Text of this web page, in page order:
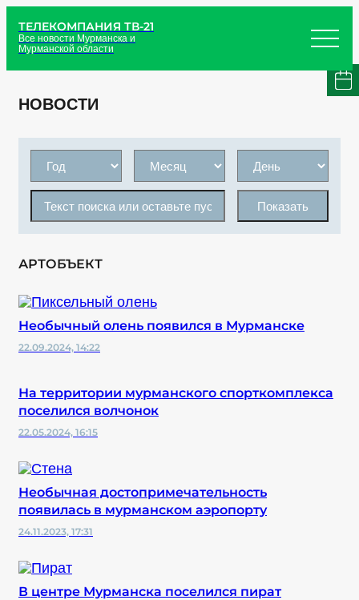
ТЕЛЕКОМПАНИЯ ТВ-21
Все новости Мурманска и
Мурманской области
НОВОСТИ
Показать
АРТОБЪЕКТ
Необычный олень появился в Мурманске
22.09.2024, 14:22
На территории мурманского спорткомплекса
поселился волчонок
22.05.2024, 16:15
Необычная достопримечательность
появилась в мурманском аэропорту
24.11.2023, 17:31
В центре Мурманска поселился пират